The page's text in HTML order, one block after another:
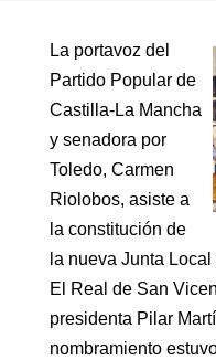
La portavoz del
Partido Popular de
Castilla-La Mancha
y senadora por
Toledo, Carmen
Riolobos, asiste a
la constitución de
la nueva Junta
El Real de San
presidenta Pilar
nombramiento